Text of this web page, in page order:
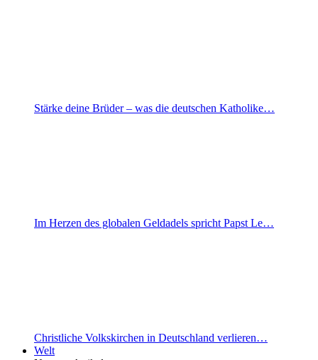
Stärke deine Brüder – was die deutschen Katholike…
Im Herzen des globalen Geldadels spricht Papst Le…
Christliche Volkskirchen in Deutschland verlieren…
Welt